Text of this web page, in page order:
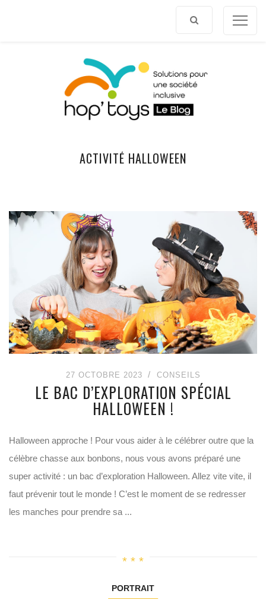
ACTIVITÉ HALLOWEEN
27 OCTOBRE 2023 CONSEILS
LE BAC D’EXPLORATION SPÉCIAL
HALLOWEEN !
Halloween approche ! Pour vous aider à le célébrer outre que la
célèbre chasse aux bonbons, nous vous avons préparé une
super activité : un bac d’exploration Halloween. Allez vite vite, il
faut prévenir tout le monde ! C’est le moment de se redresser
les manches pour prendre sa ...
PORTRAIT